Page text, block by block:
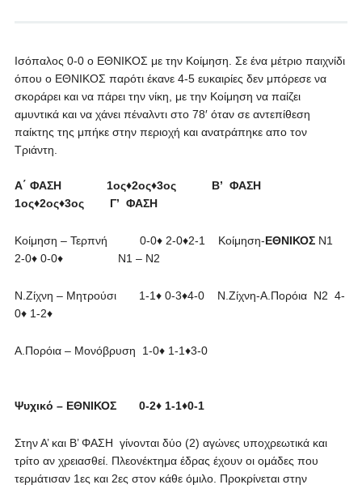
Ισόπαλος 0-0 ο ΕΘΝΙΚΟΣ με την Κοίμηση. Σε ένα μέτριο παιχνίδι
όπου ο ΕΘΝΙΚΟΣ παρότι έκανε 4-5 ευκαιρίες δεν μπόρεσε να
σκοράρει και να πάρει την νίκη, με την Κοίμηση να παίζει
αμυντικά και να χάνει πέναλντι στο 78′ όταν σε αντεπίθεση
παίκτης της μπήκε στην περιοχή και ανατράπηκε απο τον
Τριάντη.
Α΄ ΦΑΣΗ 1ος♦2ος♦3ος Β’ ΦΑΣΗ
1ος♦2ος♦3ος Γ’ ΦΑΣΗ
Κοίμηση – Τερπνή 0-0♦ 2-0♦2-1 Κοίμηση-ΕΘΝΙΚΟΣΝ1
2-0♦ 0-0♦ Ν1 – Ν2
Ν.Ζίχνη – Μητρούσι 1-1♦ 0-3♦4-0 Ν.Ζίχνη-Α.Πορόια Ν2 4-
0♦ 1-2♦
Α.Πορόια – Μονόβρυση 1-0♦ 1-1♦3-0
Ψυχικό – ΕΘΝΙΚΟΣ 0-2♦ 1-1♦0-1
Στην Α’ και Β’ ΦΑΣΗ γίνονται δύο (2) αγώνες υποχρεωτικά και
τρίτο αν χρειασθεί. Πλεονέκτημα έδρας έχουν οι ομάδες που
τερμάτισαν 1ες και 2ες στον κάθε όμιλο. Προκρίνεται στην